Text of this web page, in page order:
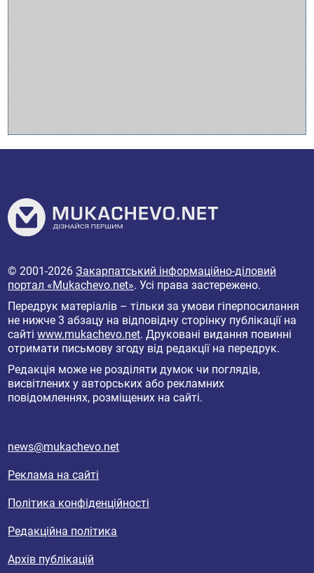
© 2001-2026Закарпатський інформаційно-діловий
портал «Mukachevo.net». Усі права застережено.
Передрук матеріалів – тільки за умови гіперпосилання
не нижче 3 абзацу на відповідну сторінку публікації на
сайтіwww.mukachevo.net. Друковані видання повинні
отримати письмову згоду від редакції на передрук.
Редакція може не розділяти думок чи поглядів,
висвітлених у авторських або рекламних
повідомленнях, розміщених на сайті.
news@mukachevo.net
Реклама на сайті
Політика конфіденційності
Редакційна політика
Архів публікацій